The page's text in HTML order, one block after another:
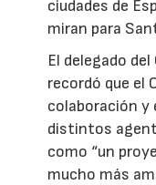
ciudades de
miran para
El delegado
recordó que el
colaboración y
distintos
como “un
mucho más